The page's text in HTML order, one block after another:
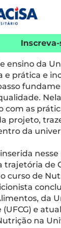
Inscreva-
ensino da
e prática e
com as
projeto,
da
de
curso de
da
(UFCG) e
na